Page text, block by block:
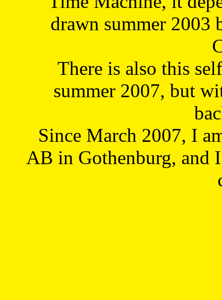
drawn summer 2003
There is also this
summer 2007, but
Since March 2007, I
AB in Gothenburg, and